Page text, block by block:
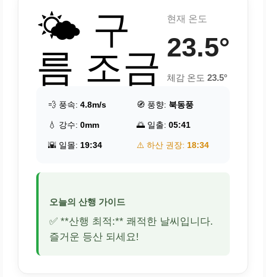
🌤️ 구
름 조금
현재 온도
23.5°
체감 온도 23.5°
💨 풍속: 4.8m/s 🧭 풍향: 북동풍
💧 강수: 0mm 🌅 일출: 05:41
🌇 일몰: 19:34 ⚠️ 하산 권장: 18:34
오늘의 산행 가이드
✅ **산행 최적:** 쾌적한 날씨입니다.
즐거운 등산 되세요!